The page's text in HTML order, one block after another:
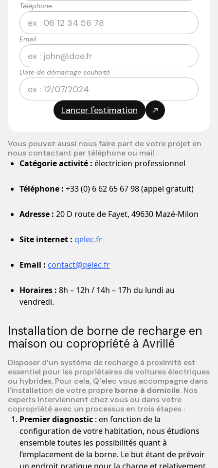
Téléphone
Email
Date de démarrage souhaité
Vous pouvez aussi nous faire part de votre projet en
nous contactant par téléphone ou mail :
Catégorie activité : électricien professionnel
Téléphone : +33 (0) 6 62 65 67 98 (appel gratuit)
Adresse : 20 D route de Fayet, 49630 Mazé-Milon
Site internet : qelec.fr
Email : contact@qelec.fr
Horaires : 8h – 12h / 14h – 17h du lundi au
vendredi.
Installation de borne de recharge en
maison ou copropriété à Avrillé
Disposer d’un système de recharge à proximité est
essentiel pour les propriétaires de voitures électriques
ou hybrides. Pour cela, Q’elec vous accompagne dans
l'installation de votre propre borne à domicile. Nos
experts interviennent chez vous ou dans votre
copropriété avec un processus en trois étapes :
Premier diagnostic : en fonction de la
configuration de votre habitation, nous étudions
ensemble toutes les possibilités quant à
l’emplacement de la borne. Le but étant de prévoir